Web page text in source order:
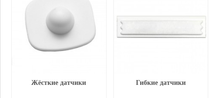
Жёсткие датчики Гибкие датчики